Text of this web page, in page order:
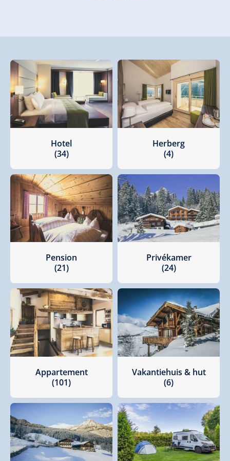
Hotel
(34)
Herberg
(4)
Pension
(21)
Privékamer
(24)
Appartement
(101)
Vakantiehuis & hut
(6)